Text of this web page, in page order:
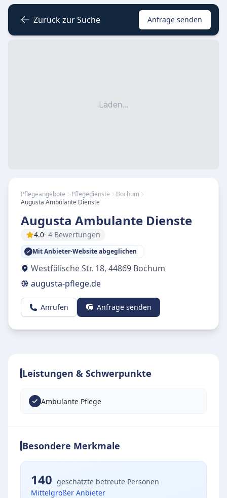
Zurück zur Suche Anfrage senden
Laden...
Pflegeangebote Pflegedienste
Bochum
Augusta Ambulante Dienste
Augusta Ambulante Dienste
4.0· 4 Bewertungen
Mit Anbieter-Website abgeglichen
Westfälische Str. 18, 44869 Bochum
augusta-pflege.de
Anrufen Anfrage senden
Leistungen & Schwerpunkte
Ambulante Pflege
Besondere Merkmale
140 geschätzte betreute Personen
Mittelgroßer Anbieter